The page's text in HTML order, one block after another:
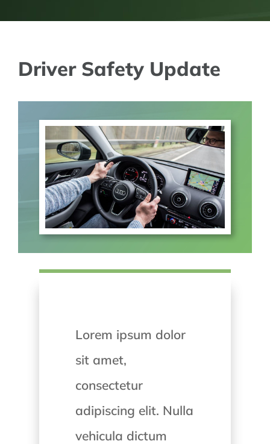
Driver Safety Update
Lorem ipsum dolor
sit amet,
consectetur
adipiscing elit. Nulla
vehicula dictum